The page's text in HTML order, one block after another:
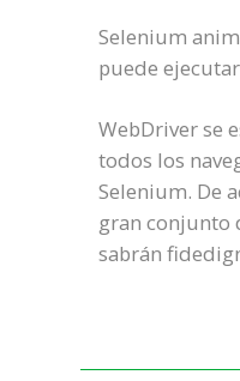
Selenium
puede
WebDriver se
todos los
Selenium. De
gran conjunto
sabrán